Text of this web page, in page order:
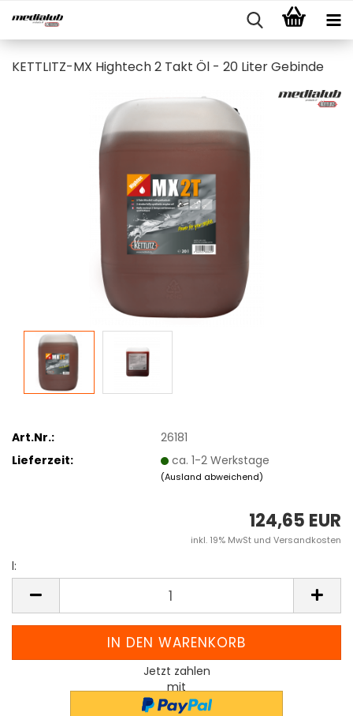
KETTLITZ-MX Hightech 2 Takt Öl - 20 Liter Gebinde
Art.Nr.:
26181
Lieferzeit:
ca. 1-2 Werkstage
(Ausland abweichend)
124,65 EUR
inkl. 19% MwSt und Versandkosten
l:
Jetzt zahlen
mit